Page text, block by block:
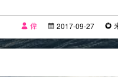
偉
2017-09-27